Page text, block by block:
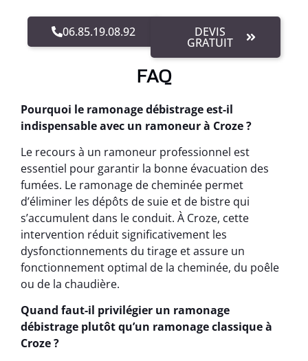
06.85.19.08.92 DEVIS
GRATUIT
FAQ
Pourquoi le ramonage débistrage est-il
indispensable avec un ramoneur à Croze ?
Le recours à un ramoneur professionnel est
essentiel pour garantir la bonne évacuation des
fumées. Le ramonage de cheminée permet
d’éliminer les dépôts de suie et de bistre qui
s’accumulent dans le conduit. À Croze, cette
intervention réduit significativement les
dysfonctionnements du tirage et assure un
fonctionnement optimal de la cheminée, du poêle
ou de la chaudière.
Quand faut-il privilégier un ramonage
débistrage plutôt qu’un ramonage classique à
Croze ?